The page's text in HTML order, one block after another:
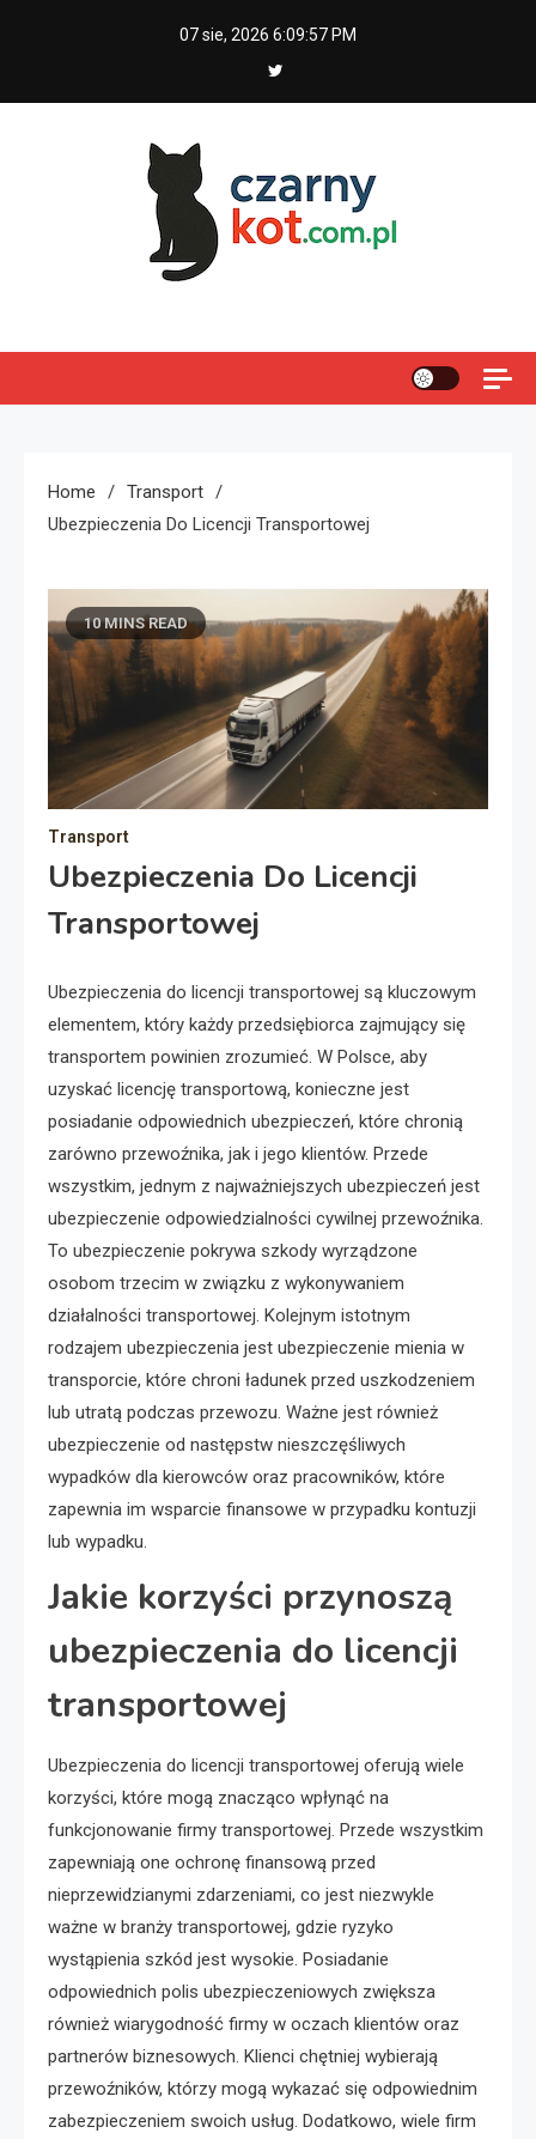
07 sie, 2026 6:09:58 PM
Home
Transport
Ubezpieczenia Do Licencji Transportowej
10 MINS READ
Transport
Ubezpieczenia Do Licencji
Transportowej
Ubezpieczenia do licencji transportowej są kluczowym
elementem, który każdy przedsiębiorca zajmujący się
transportem powinien zrozumieć. W Polsce, aby
uzyskać licencję transportową, konieczne jest
posiadanie odpowiednich ubezpieczeń, które chronią
zarówno przewoźnika, jak i jego klientów. Przede
wszystkim, jednym z najważniejszych ubezpieczeń jest
ubezpieczenie odpowiedzialności cywilnej przewoźnika.
To ubezpieczenie pokrywa szkody wyrządzone
osobom trzecim w związku z wykonywaniem
działalności transportowej. Kolejnym istotnym
rodzajem ubezpieczenia jest ubezpieczenie mienia w
transporcie, które chroni ładunek przed uszkodzeniem
lub utratą podczas przewozu. Ważne jest również
ubezpieczenie od następstw nieszczęśliwych
wypadków dla kierowców oraz pracowników, które
zapewnia im wsparcie finansowe w przypadku kontuzji
lub wypadku.
Jakie korzyści przynoszą
ubezpieczenia do licencji
transportowej
Ubezpieczenia do licencji transportowej oferują wiele
korzyści, które mogą znacząco wpłynąć na
funkcjonowanie firmy transportowej. Przede wszystkim
zapewniają one ochronę finansową przed
nieprzewidzianymi zdarzeniami, co jest niezwykle
ważne w branży transportowej, gdzie ryzyko
wystąpienia szkód jest wysokie. Posiadanie
odpowiednich polis ubezpieczeniowych zwiększa
również wiarygodność firmy w oczach klientów oraz
partnerów biznesowych. Klienci chętniej wybierają
przewoźników, którzy mogą wykazać się odpowiednim
zabezpieczeniem swoich usług. Dodatkowo, wiele firm